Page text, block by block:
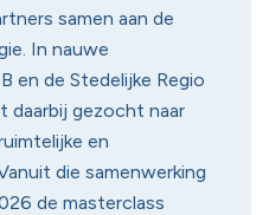
samen aan de
In nauwe
en de Stedelijke Regio
daarbij gezocht naar
en
die samenwerking
de masterclass